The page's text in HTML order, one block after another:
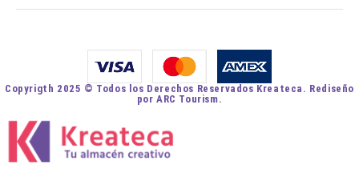
Copyrigth 2025 © Todos los Derechos Reservados Kreateca. Rediseño
por ARC Tourism.